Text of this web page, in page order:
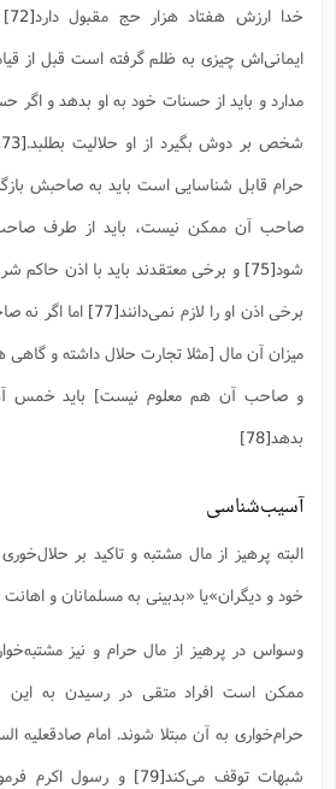
خدا ارزش هفتاد هزار حج مقبول دارد[72]
ایمانی‌اش چیزی به ظلم گرفته است قبل از
مدارد و باید از حسنات خود به او بدهد و اگر
شخص بر دوش بگیرد از او حلالیت بطلبد.[73]
حرام قابل شناسایی است باید به صاحبش
صاحب آن ممکن نیست، باید از طرف صاحب
شود[75] و برخی معتقدند باید با اذن حاکم
برخی اذن او را لازم نمی‌دانند[77]
اما اگر نه
میزان آن مال [مثلا تجارت حلال داشته و گاهی
و صاحب آن هم معلوم نیست] باید خمس آن
بدهد[78]
آسیب‌شناسی
البته پرهیز از مال مشتبه و تاکید بر
خود و دیگران»یا «بدبینی به مسلمانان و اهانت
وسواس در پرهیز از مال حرام و نیز
ممکن است افراد متقی در رسیدن به این
حرام‌خواری به آن مبتلا شوند. امام صادقعلیه
شبهات توقف می‌کند[79]
و رسول اکرم